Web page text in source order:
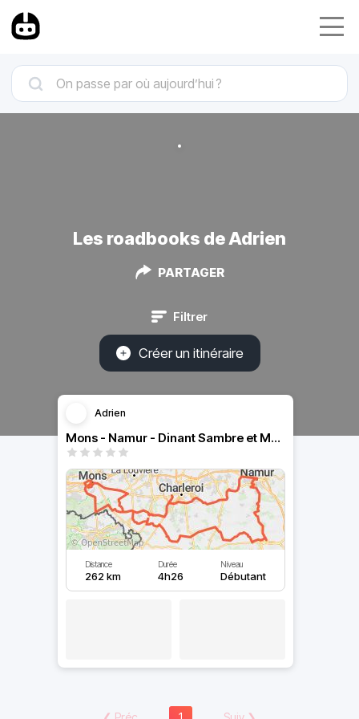
Les roadbooks de Adrien
PARTAGER
Filtrer
Créer un itinéraire
Adrien
Mons - Namur - Dinant Sambre et Meuse
Distance
262 km
Durée
4h26
Niveau
Débutant